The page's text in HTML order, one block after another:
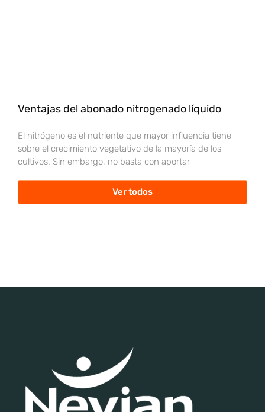
Ventajas del abonado nitrogenado líquido
El nitrógeno es el nutriente que mayor influencia tiene
sobre el crecimiento vegetativo de la mayoría de los
cultivos. Sin embargo, no basta con aportar
Ver todos